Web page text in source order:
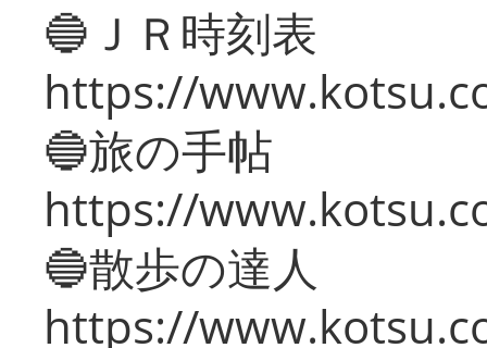
🔵ＪＲ時刻表
https://
🔵旅の手帖
https://
🔵散歩の達人
https://